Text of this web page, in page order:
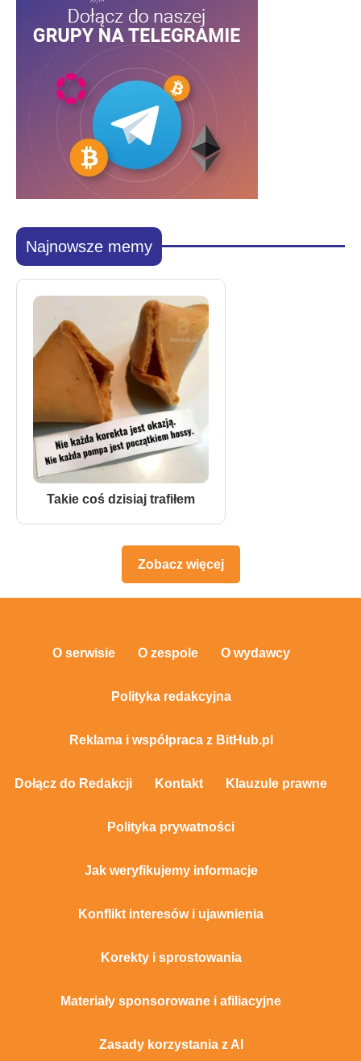
Najnowsze memy
Takie coś dzisiaj trafiłem
Zobacz więcej
O serwisie O zespole O wydawcy
Polityka redakcyjna
Reklama i współpraca z BitHub.pl
Dołącz do Redakcji Kontakt Klauzule prawne
Polityka prywatności
Jak weryfikujemy informacje
Konflikt interesów i ujawnienia
Korekty i sprostowania
Materiały sponsorowane i afiliacyjne
Zasady korzystania z AI